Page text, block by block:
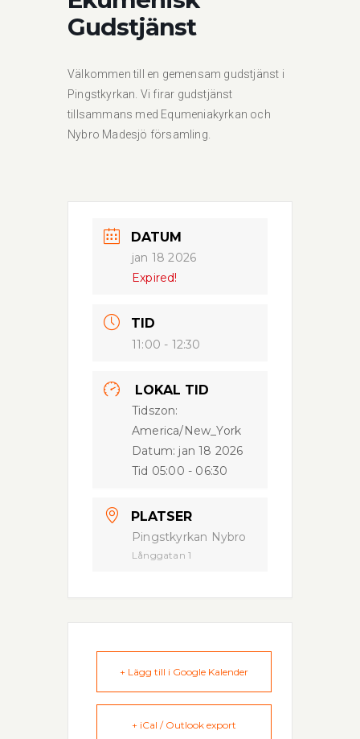
Gudstjänst
Välkommen till en gemensam gudstjänst i
Pingstkyrkan. Vi firar gudstjänst
tillsammans med Equmeniakyrkan och
Nybro Madesjö församling.
DATUM
jan 18 2026
Expired!
TID
11:00 - 12:30
LOKAL TID
Tidszon:
America/New_York
Datum: jan 18 2026
Tid 05:00 - 06:30
PLATSER
Pingstkyrkan Nybro
Långgatan 1
+ Lägg till i Google Kalender
+ iCal / Outlook export